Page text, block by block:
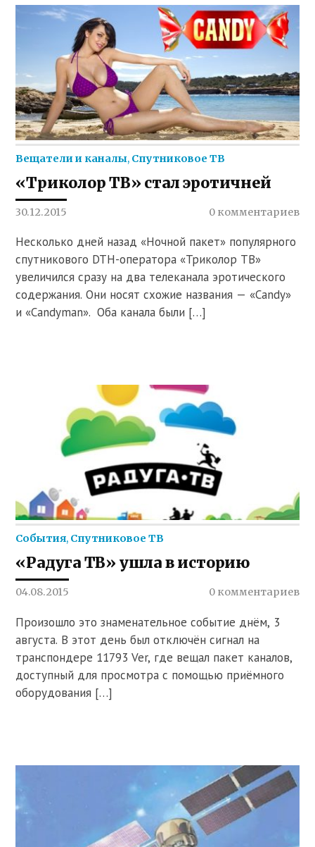
Вещатели и каналы, Спутниковое ТВ
«Триколор ТВ» стал эротичней
30.12.2015 0 комментариев
Несколько дней назад «Ночной пакет» популярного
спутникового DTH-оператора «Триколор ТВ»
увеличился сразу на два телеканала эротического
содержания. Они носят схожие названия — «Сandy»
и «Сandyman». Оба канала были […]
События, Спутниковое ТВ
«Радуга ТВ» ушла в историю
04.08.2015 0 комментариев
Произошло это знаменательное событие днём, 3
августа. В этот день был отключён сигнал на
транспондере 11793 Ver, где вещал пакет каналов,
доступный для просмотра с помощью приёмного
оборудования […]